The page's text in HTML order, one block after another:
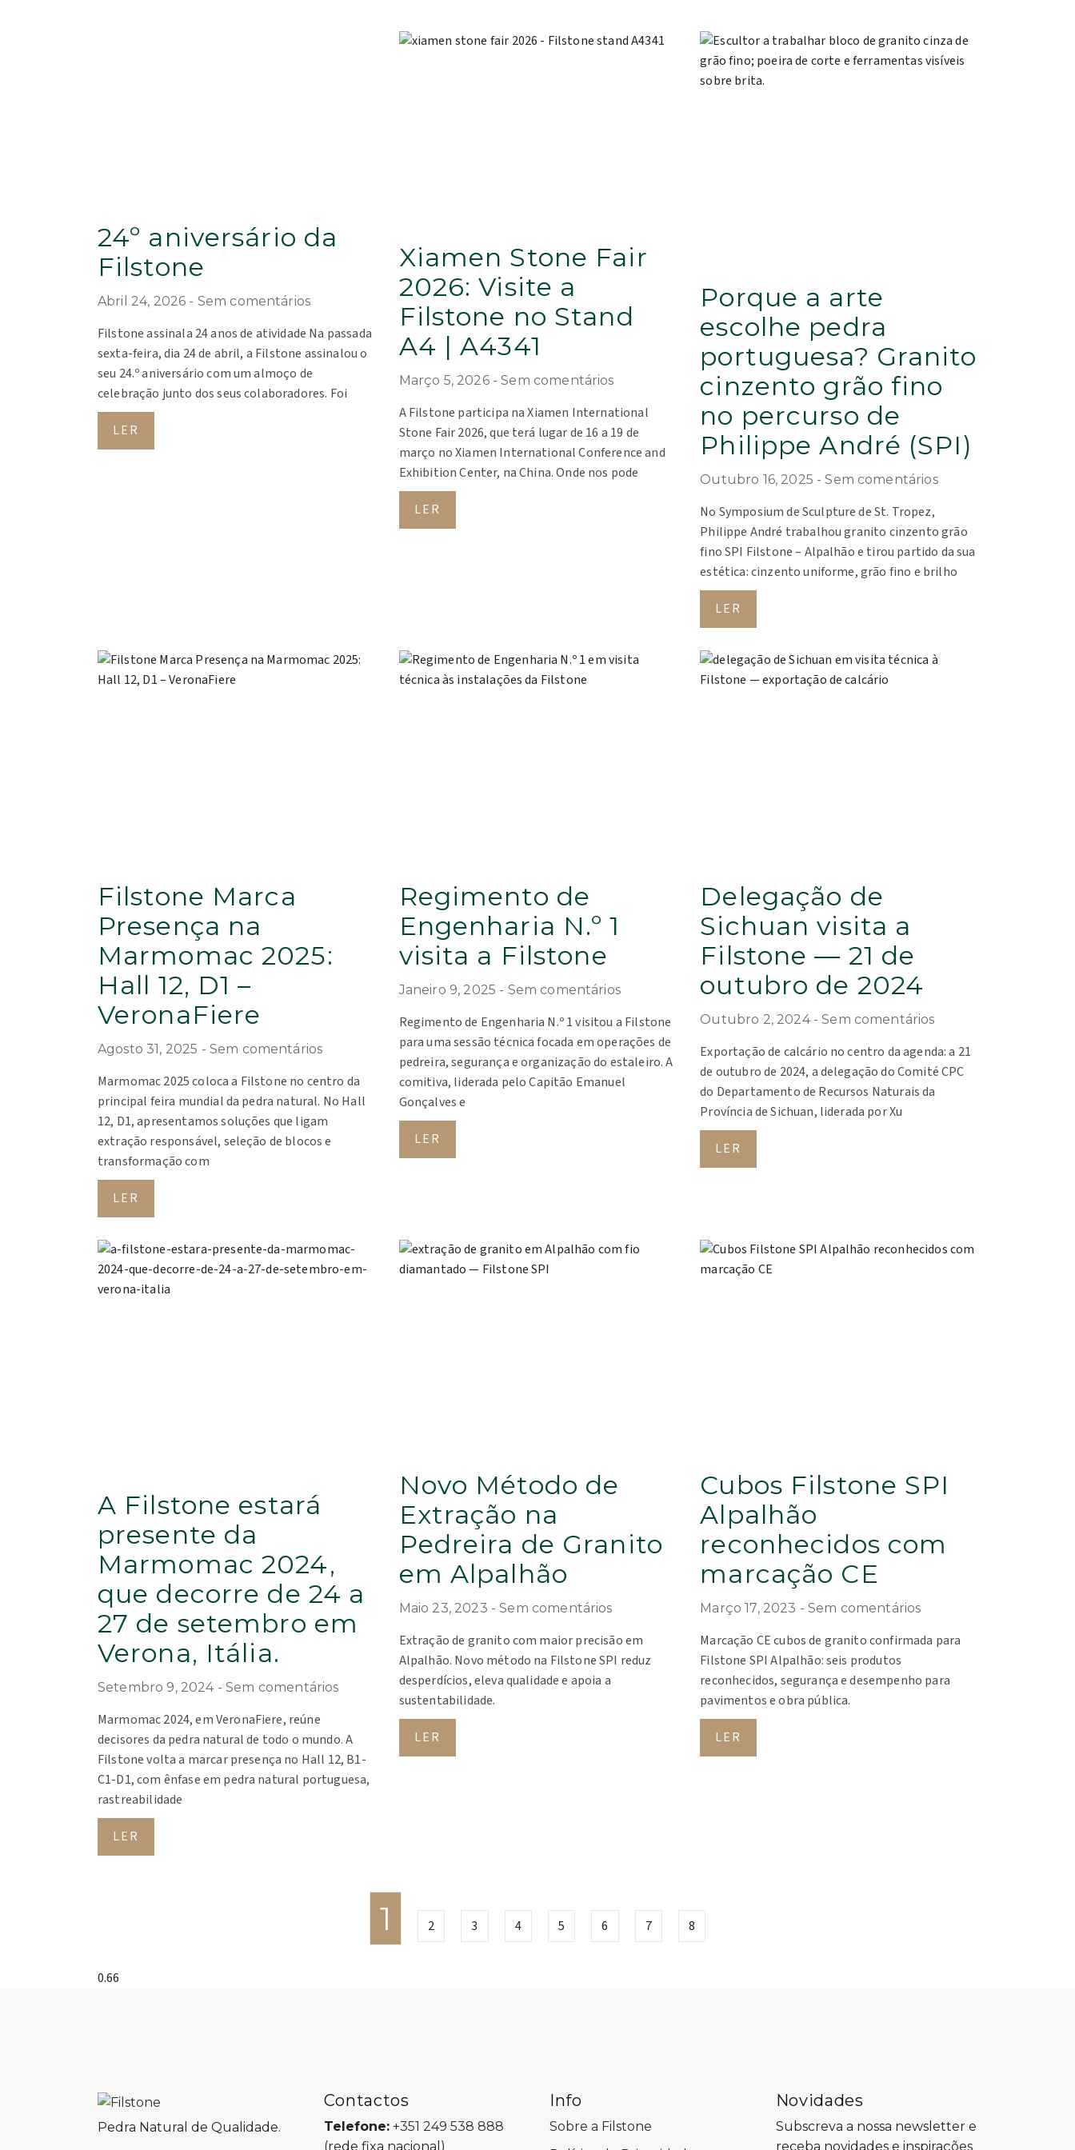
24º aniversário da
Filstone
Abril 24, 2026 Sem comentários
Filstone assinala 24 anos de atividade Na passada
sexta-feira, dia 24 de abril, a Filstone assinalou o
seu 24.º aniversário com um almoço de
celebração junto dos seus colaboradores. Foi
LER
Xiamen Stone Fair
2026: Visite a
Filstone no Stand
A4 | A4341
Março 5, 2026 Sem comentários
A Filstone participa na Xiamen International
Stone Fair 2026, que terá lugar de 16 a 19 de
março no Xiamen International Conference and
Exhibition Center, na China. Onde nos pode
LER
Porque a arte
escolhe pedra
portuguesa? Granito
cinzento grão fino
no percurso de
Philippe André (SPI)
Outubro 16, 2025 Sem comentários
No Symposium de Sculpture de St. Tropez,
Philippe André trabalhou granito cinzento grão
fino SPI Filstone – Alpalhão e tirou partido da sua
estética: cinzento uniforme, grão fino e brilho
LER
Filstone Marca
Presença na
Marmomac 2025:
Hall 12, D1 –
VeronaFiere
Agosto 31, 2025 Sem comentários
Marmomac 2025 coloca a Filstone no centro da
principal feira mundial da pedra natural. No Hall
12, D1, apresentamos soluções que ligam
extração responsável, seleção de blocos e
transformação com
LER
Regimento de
Engenharia N.º 1
visita a Filstone
Janeiro 9, 2025 Sem comentários
Regimento de Engenharia N.º 1 visitou a Filstone
para uma sessão técnica focada em operações de
pedreira, segurança e organização do estaleiro. A
comitiva, liderada pelo Capitão Emanuel
Gonçalves e
LER
Delegação de
Sichuan visita a
Filstone — 21 de
outubro de 2024
Outubro 2, 2024 Sem comentários
Exportação de calcário no centro da agenda: a 21
de outubro de 2024, a delegação do Comité CPC
do Departamento de Recursos Naturais da
Província de Sichuan, liderada por Xu
LER
A Filstone estará
presente da
Marmomac 2024,
que decorre de 24 a
27 de setembro em
Verona, Itália.
Setembro 9, 2024 Sem comentários
Marmomac 2024, em VeronaFiere, reúne
decisores da pedra natural de todo o mundo. A
Filstone volta a marcar presença no Hall 12, B1-
C1-D1, com ênfase em pedra natural portuguesa,
rastreabilidade
LER
Novo Método de
Extração na
Pedreira de Granito
em Alpalhão
Maio 23, 2023 Sem comentários
Extração de granito com maior precisão em
Alpalhão. Novo método na Filstone SPI reduz
desperdícios, eleva qualidade e apoia a
sustentabilidade.
LER
Cubos Filstone SPI
Alpalhão
reconhecidos com
marcação CE
Março 17, 2023 Sem comentários
Marcação CE cubos de granito confirmada para
Filstone SPI Alpalhão: seis produtos
reconhecidos, segurança e desempenho para
pavimentos e obra pública.
LER
1 2 3 4 5 6 7 8
Pedra Natural de Qualidade.
Contactos
Telefone: +351 249 538 888
(rede fixa nacional)
Info
Sobre a Filstone
Novidades
Subscreva a nossa newsletter e
receba novidades e inspirações